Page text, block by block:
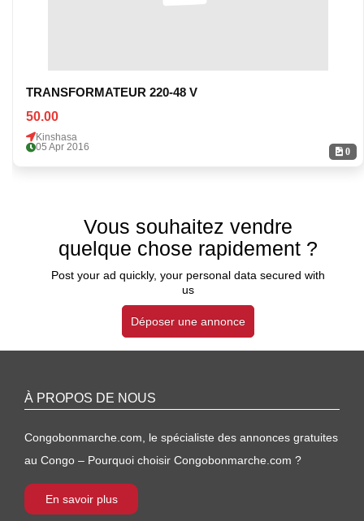
0
TRANSFORMATEUR 220-48 V
50.00
Kinshasa
05 Apr 2016
Vous souhaitez vendre
quelque chose rapidement ?
Post your ad quickly, your personal data secured with
us
Déposer une annonce
À PROPOS DE NOUS
Congobonmarche.com, le spécialiste des annonces gratuites
au Congo – Pourquoi choisir Congobonmarche.com ?
En savoir plus